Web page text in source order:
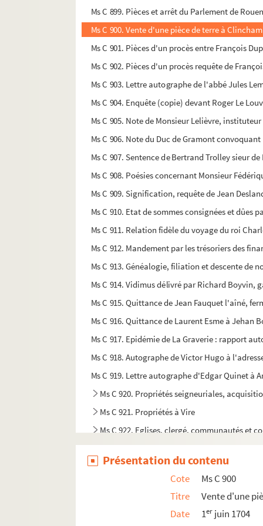
Ms C 899. Pièces et arrêt du Parlement de
Ms C 900. Vente d'une pièce de terre à
Ms C 901. Pièces d'un procès entre François
Ms C 902. Pièces d'un procès requête de
Ms C 903. Lettre autographe de l'abbé Jules
Ms C 904. Enquête (copie) devant Roger Le
Ms C 905. Note de Monsieur Lelièvre,
Ms C 906. Note du Duc de Gramont
Ms C 907. Sentence de Bertrand Trolley sieur
Ms C 908. Poésies concernant Monsieur
Ms C 909. Signification, requête de Jean
Ms C 910. Etat de sommes consignées et dûes
Ms C 911. Relation fidèle du voyage du roi
Ms C 912. Mandement par les trésoriers des
Ms C 913. Généalogie, filiation et descente de
Ms C 914. Vidimus délivré par Richard Boyvin,
Ms C 915. Quittance de Jean Fauquet l'aîné,
Ms C 916. Quittance de Laurent Esme à
Ms C 917. Epidémie de La Graverie : rapport
Ms C 918. Autographe de Victor Hugo à
Ms C 919. Lettre autographe d'Edgar Quinet à
Ms C 920. Propriétés seigneuriales,
Ms C 921. Propriétés à Vire
Ms C 922. Eglises, clergé, communautés et
Ms C 923. Familles de Vire et de la région
Ms C 924. Propriétés et rentes. Election de
Ms C 925. Réception par la Cour de
Ms C 926. Comptes royaux
Ms C 927. Commerce et industrie
Présentation du contenu
Cote
Ms C 900
Titre
Vente d'une
Date
1er juin 1704